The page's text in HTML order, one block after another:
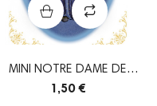
MINI NOTRE DAME DE
PONTMAIN
1,50 €